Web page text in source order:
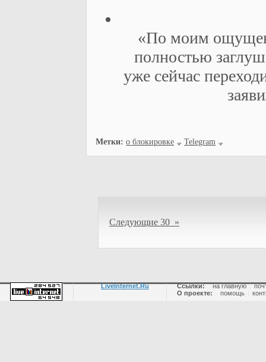
«По моим
полностью
уже сейчас
Метки: о блокировке Telegram
Следующие 30 »
LiveInternet.Ru Ссылки: на главную |
О проекте:
помощь